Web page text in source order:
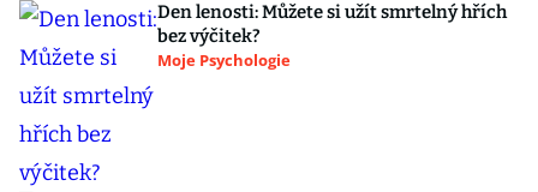
Den lenosti: Můžete si užít smrtelný hřích
bez výčitek?
Moje Psychologie